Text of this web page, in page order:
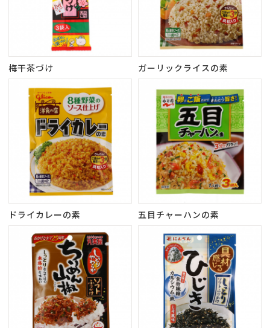
梅干茶づけ ガーリックライスの素
ドライカレーの素 五目チャーハンの素